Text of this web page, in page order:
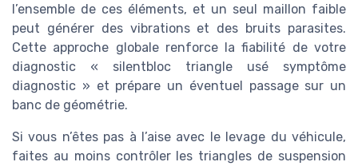
l’ensemble de ces éléments, et un seul maillon faible
peut générer des vibrations et des bruits parasites.
Cette approche globale renforce la fiabilité de votre
diagnostic « silentbloc triangle usé symptôme
diagnostic » et prépare un éventuel passage sur un
banc de géométrie.
Si vous n’êtes pas à l’aise avec le levage du véhicule,
faites au moins contrôler les triangles de suspension